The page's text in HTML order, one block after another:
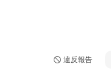
違反報告